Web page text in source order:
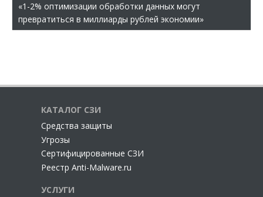
«1-2% оптимизации обработки данных могут
превратиться в миллиарды рублей экономии»
КАТАЛОГ СЗИ
Cредства защиты
Угрозы
Сертифицированные СЗИ
Реестр Anti-Malware.ru
УСЛУГИ